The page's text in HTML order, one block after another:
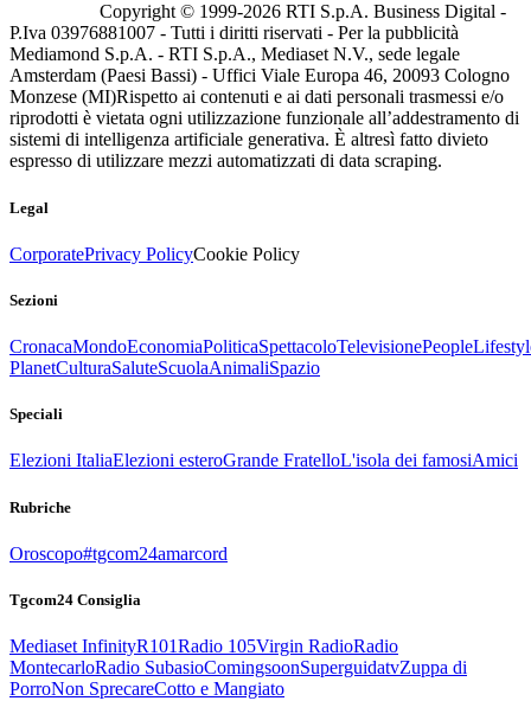
Copyright © 1999-2026 RTI S.p.A. Business Digital -
P.Iva 03976881007 - Tutti i diritti riservati - Per la pubblicità
Mediamond S.p.A. - RTI S.p.A., Mediaset N.V., sede legale
Amsterdam (Paesi Bassi) - Uffici Viale Europa 46, 20093 Cologno
Monzese (MI)Rispetto ai contenuti e ai dati personali trasmessi e/o
riprodotti è vietata ogni utilizzazione funzionale all’addestramento di
sistemi di intelligenza artificiale generativa. È altresì fatto divieto
espresso di utilizzare mezzi automatizzati di data scraping.
Legal
CorporatePrivacy PolicyCookie Policy
Sezioni
CronacaMondoEconomiaPoliticaSpettacoloTelevisionePeople
PlanetCulturaSaluteScuolaAnimaliSpazio
Speciali
Elezioni ItaliaElezioni esteroGrande FratelloL'isola dei famosiAmici
Rubriche
Oroscopo#tgcom24amarcord
Tgcom24 Consiglia
Mediaset InfinityR101Radio 105Virgin RadioRadio
MontecarloRadio SubasioComingsoonSuperguidatvZuppa di
PorroNon SprecareCotto e Mangiato